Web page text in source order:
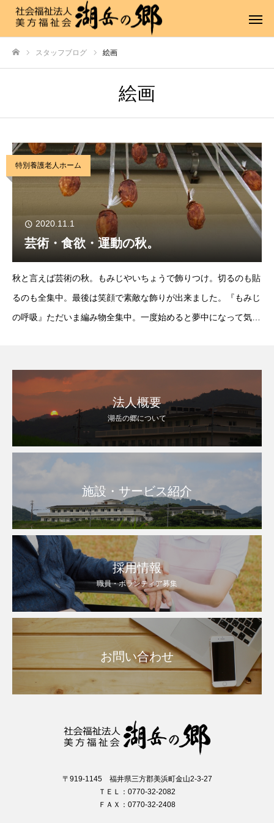
スタッフブログ 絵画
絵画
特別養護老人ホーム
2020.11.1
芸術・食欲・運動の秋。
秋と言えば芸術の秋。もみじやいちょうで飾りつけ。切るのも貼
るのも全集中。最後は笑顔で素敵な飾りが出来ました。『もみじ
の呼吸』ただいま編み物全集中。一度始めると夢中になって気が
法人概要
湖岳の郷について
施設・サービス紹介
採用情報
職員・ボランティア募集
お問い合わせ
〒919-1145 福井県三方郡美浜町金山2-3-27
ＴＥＬ：0770-32-2082
ＦＡＸ：0770-32-2408